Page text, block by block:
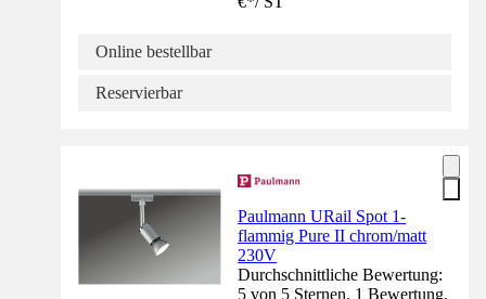
Online bestellbar
Reservierbar
Paulmann URail Spot 1-
flammig Pure II chrom/matt
230V
Durchschnittliche Bewertung:
5 von 5 Sternen. 1 Bewertung.